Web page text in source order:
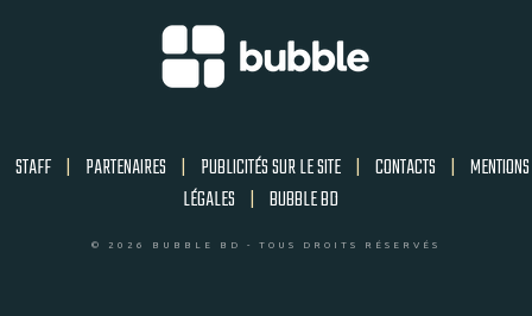
STAFF | PARTENAIRES | PUBLICITÉS SUR LE SITE | CONTACTS | MENTIONS
LÉGALES | BUBBLE BD
© 2026 BUBBLE BD - TOUS DROITS RÉSERVÉS